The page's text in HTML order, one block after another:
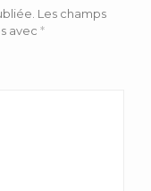
Les champs
avec *